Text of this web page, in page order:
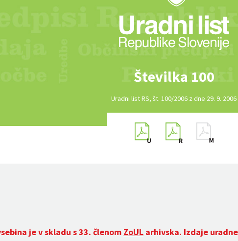
Številka 100
Uradni list RS, št. 100/2006 z dne 29. 9. 2006
je v skladu s 33. členom ZoUL arhivska. Izdaje